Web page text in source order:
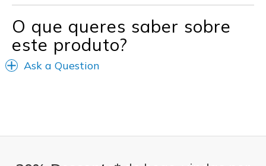
Casual Wear
Going Out
Travel
O que queres saber sobre
este produto?
Ask a Question